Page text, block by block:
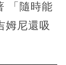
「隨時能
姆尼還吸